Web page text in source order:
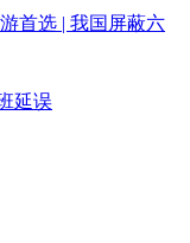
首选 | 我国屏蔽六
延误